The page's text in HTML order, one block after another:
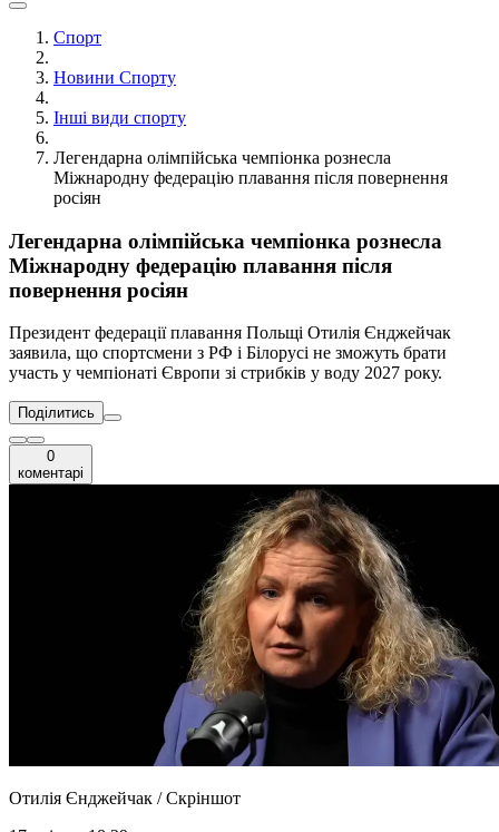
Спорт
Новини Спорту
Інші види спорту
Легендарна олімпійська чемпіонка рознесла
Міжнародну федерацію плавання після повернення
росіян
Легендарна олімпійська чемпіонка рознесла
Міжнародну федерацію плавання після
повернення росіян
Президент федерації плавання Польщі Отилія Єнджейчак
заявила, що спортсмени з РФ і Білорусі не зможуть брати
участь у чемпіонаті Європи зі стрибків у воду 2027 року.
Поділитись
0
коментарі
Отилія Єнджейчак / Скріншот